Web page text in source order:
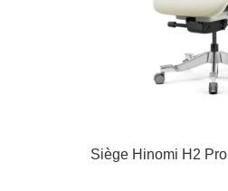
Siège Hinomi H2 Pro